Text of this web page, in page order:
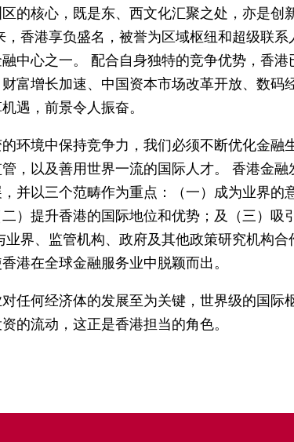
的核心，既是东、西文化汇聚之处，亦是创
，香港享负盛名，被誉为区域枢纽和超级联
中心之一。 配合自身独特的竞争优势，香
富增长加速、中国资本市场改革开放、数码
遇，前景令人振奋。
环境中保持竞争力，我们必须不断优化金融
，以及善用世界一流的国际人才。 香港金
并以三个范畴作为重点：（一）成为业界的
）提升香港的国际地位和优势；及（三）吸
业界、监管机构、政府及其他政策研究机构
港在全球金融服务业中脱颖而出。
任何经济体的发展至为关键，世界级的国际
的流动，这正是香港担当的角色。